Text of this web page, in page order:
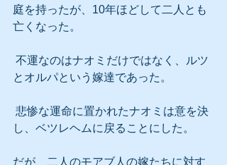
庭を持ったが、10年ほどして二人とも
亡くなった。
とオルパという嫁達であった。
し、ベツレヘムに戻ることにした。
だが、二人のモアブ人の嫁たちに対す